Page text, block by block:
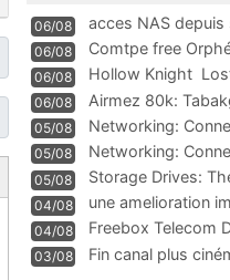
06/08 acces NAS
06/08 Comtpe free
06/08 Hollow Knight 
06/08
Airmez 80k:
Technologie und
05/08 Networking:
05/08
Networking:
Information
05/08
Storage Drives:
Management
04/08
une amelioration
WIFI
04/08
Freebox Telecom
Communi
03/08 Fin canal plus